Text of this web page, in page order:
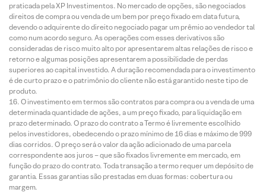
praticada pela XP Investimentos. No mercado de opções, são negociados
direitos de compra ou venda de um bem por preço fixado em data futura,
devendo o adquirente do direito negociado pagar um prêmio ao vendedor tal
como num acordo seguro. As operações com esses derivativos são
consideradas de risco muito alto por apresentarem altas relações de risco e
retorno e algumas posições apresentarem a possibilidade de perdas
superiores ao capital investido. A duração recomendada para o investimento
é de curto prazo e o patrimônio do cliente não está garantido neste tipo de
produto.
O investimento em termos são contratos para compra ou a venda de uma
determinada quantidade de ações, a um preço fixado, para liquidação em
prazo determinado. O prazo do contrato a Termo é livremente escolhido
pelos investidores, obedecendo o prazo mínimo de 16 dias e máximo de 999
dias corridos. O preço será o valor da ação adicionado de uma parcela
correspondente aos juros – que são fixados livremente em mercado, em
função do prazo do contrato. Toda transação a termo requer um depósito de
garantia. Essas garantias são prestadas em duas formas: cobertura ou
margem.